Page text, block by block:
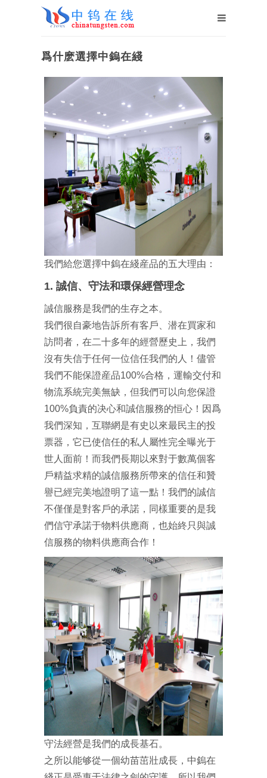
爲什麽選擇中鎢在綫
我們給您選擇中鎢在綫産品的五大理由：
1. 誠信、守法和環保經營理念
誠信服務是我們的生存之本。
我們很自豪地告訴所有客戶、潜在買家和
訪問者，在二十多年的經營歷史上，我們
沒有失信于任何一位信任我們的人！儘管
我們不能保證産品100%合格，運輸交付和
物流系統完美無缺，但我們可以向您保證
100%負責的决心和誠信服務的恒心！因爲
我們深知，互聯網是有史以來最民主的投
票器，它已使信任的私人屬性完全曝光于
世人面前！而我們長期以來對于數萬個客
戶精益求精的誠信服務所帶來的信任和贊
譽已經完美地證明了這一點！我們的誠信
不僅僅是對客戶的承諾，同樣重要的是我
們信守承諾于物料供應商，也始終只與誠
信服務的物料供應商合作！
守法經營是我們的成長基石。
之所以能够從一個幼苗茁壯成長，中鎢在